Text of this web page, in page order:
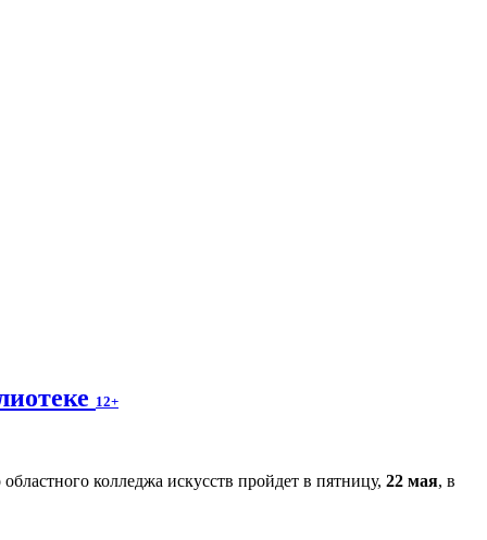
12+
колледжа искусств пройдет в пятницу, 22 мая, в